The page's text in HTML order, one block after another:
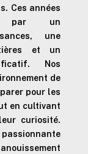
Ces années
par un
une
et un
Nos
de
pour les
en cultivant
curiosité.